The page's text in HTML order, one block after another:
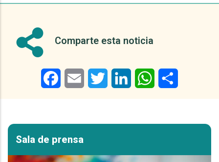
Comparte esta noticia
FacebookEmail Twitter LinkedIn WhatsApp
Sala de prensa